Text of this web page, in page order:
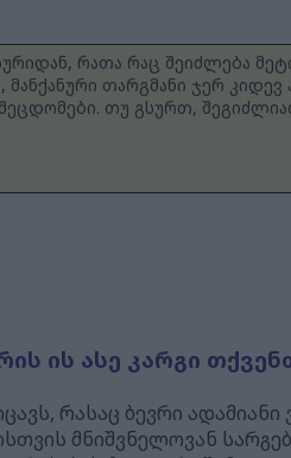
რათა რაც შეიძლება
თარგმანი ჯერ
თუ გსურთ,
ის ასე კარგი
რასაც ბევრი
მნიშვნელოვან